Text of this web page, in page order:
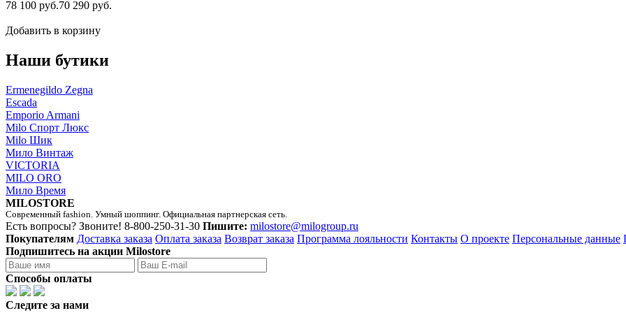
78 100 руб.70 290 руб.
Добавить в корзину
Наши бутики
Ermenegildo Zegna
Escada
Emporio Armani
Milo Спорт Люкс
Milo Шик
Мило Винтаж
VICTORIA
MILO ORO
Мило Время
MILOSTORE
Современный fashion. Умный шоппинг. Официальная партнерская сеть.
Есть вопросы? Звоните! 8-800-250-31-30 Пишите: milostore@milogroup.ru
Покупателям Доставка заказа Оплата заказа Возврат заказа Программа лояльности Контакты О проекте Персональные данные
Подпишитесь на акции Milostore
Способы оплаты
Следите за нами